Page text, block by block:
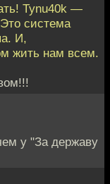
Tynu40k —
cистема
И,
жить нам всем.
у "За державу